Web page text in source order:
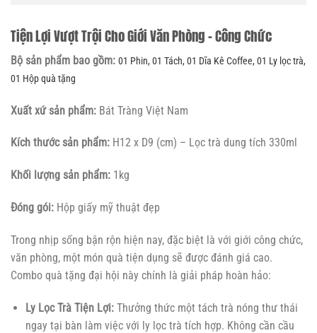
Tiện Lợi Vượt Trội Cho Giới Văn Phòng – Công Chức
Bộ sản phẩm bao gồm: 01 Phin, 01 Tách, 01 Dĩa Kê Coffee, 01 Ly lọc trà,
01 Hộp quà tặng
Xuất xứ sản phẩm: Bát Tràng Việt Nam
Kích thước sản phẩm: H12 x D9 (cm) – Lọc trà dung tích 330ml
Khối lượng sản phẩm: 1kg
Đóng gói: Hộp giấy mỹ thuật đẹp
Trong nhịp sống bận rộn hiện nay, đặc biệt là với giới công chức,
văn phòng, một món quà tiện dụng sẽ được đánh giá cao.
Combo quà tặng đại hội này chính là giải pháp hoàn hảo:
Ly Lọc Trà Tiện Lợi:Thưởng thức một tách trà nóng thư thái
ngay tại bàn làm việc với ly lọc trà tích hợp. Không cần cầu